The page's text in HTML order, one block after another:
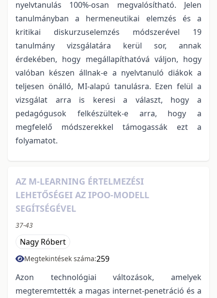
nyelvtanulás 100%-osan megvalósítható. Jelen
tanulmányban a hermeneutikai elemzés és a
kritikai diskurzuselemzés módszerével 19
tanulmány vizsgálatára kerül sor, annak
érdekében, hogy megállapíthatóvá váljon, hogy
valóban készen állnak-e a nyelvtanuló diákok a
teljesen önálló, MI-alapú tanulásra. Ezen felül a
vizsgálat arra is keresi a választ, hogy a
pedagógusok felkészültek-e arra, hogy a
megfelelő módszerekkel támogassák ezt a
folyamatot.
AZ M-LEARNING ÉRTELMEZÉSI
LEHETŐSÉGEI AZ IPOO-MODELL
SEGÍTSÉGÉVEL
37-43
Nagy Róbert
Megtekintések száma:259
Azon technológiai változások, amelyek
megteremtették a magas internet-penetráció és a